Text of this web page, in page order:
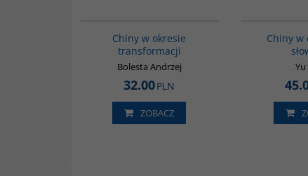
Chiny w okresie
transformacji
Bolesta Andrzej
32.00PLN
ZOBACZ
Chiny w